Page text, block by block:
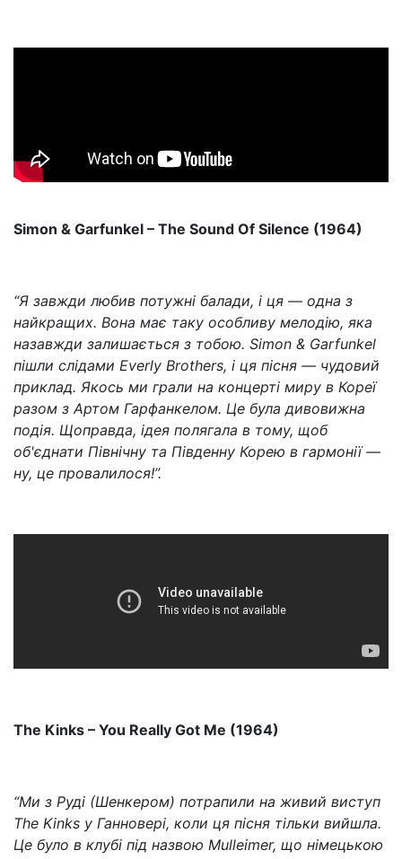
Simon & Garfunkel – The Sound Of Silence (1964)
“Я завжди любив потужні балади, і ця — одна з
найкращих. Вона має таку особливу мелодію, яка
назавжди залишається з тобою. Simon & Garfunkel
пішли слідами Everly Brothers, і ця пісня — чудовий
приклад. Якось ми грали на концерті миру в Кореї
разом з Артом Гарфанкелом. Це була дивовижна
подія. Щоправда, ідея полягала в тому, щоб
об'єднати Північну та Південну Корею в гармонії —
ну, це провалилося!”.
The Kinks – You Really Got Me (1964)
“Ми з Руді (Шенкером) потрапили на живий виступ
The Kinks у Ганновері, коли ця пісня тільки вийшла.
Це було в клубі під назвою Mulleimer, що німецькою